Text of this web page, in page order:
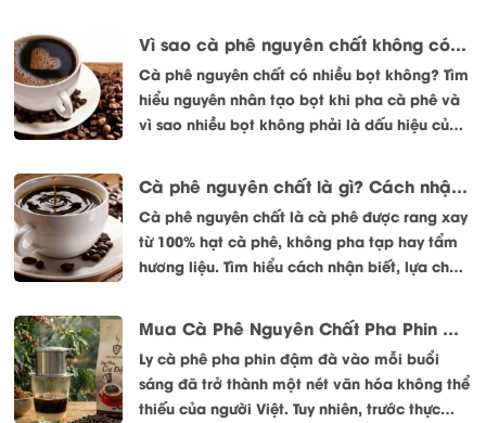
Vì sao cà phê nguyên chất không có nhiều bọt? Giải đáp đúng từ góc nhìn rang xay
Cà phê nguyên chất có nhiều bọt không? Tìm
hiểu nguyên nhân tạo bọt khi pha cà phê và
vì sao nhiều bọt không phải là dấu hiệu của
Cà phê nguyên chất là gì? Cách nhận biết và lựa chọn đúng
Cà phê nguyên chất là cà phê được rang xay
từ 100% hạt cà phê, không pha tạp hay tẩm
hương liệu. Tìm hiểu cách nhận biết, lựa chọn
Mua Cà Phê Nguyên Chất Pha Phin Ở Đâu Uy Tín, Sạch
Ly cà phê pha phin đậm đà vào mỗi buổi
sáng đã trở thành một nét văn hóa không thể
thiếu của người Việt. Tuy nhiên, trước thực